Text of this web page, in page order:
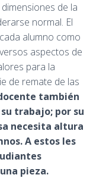
de la
normal. El
alumno como
aspectos de
para la
de remate de las
también
trabajo; por su
necesita altura
A estos les
pieza.